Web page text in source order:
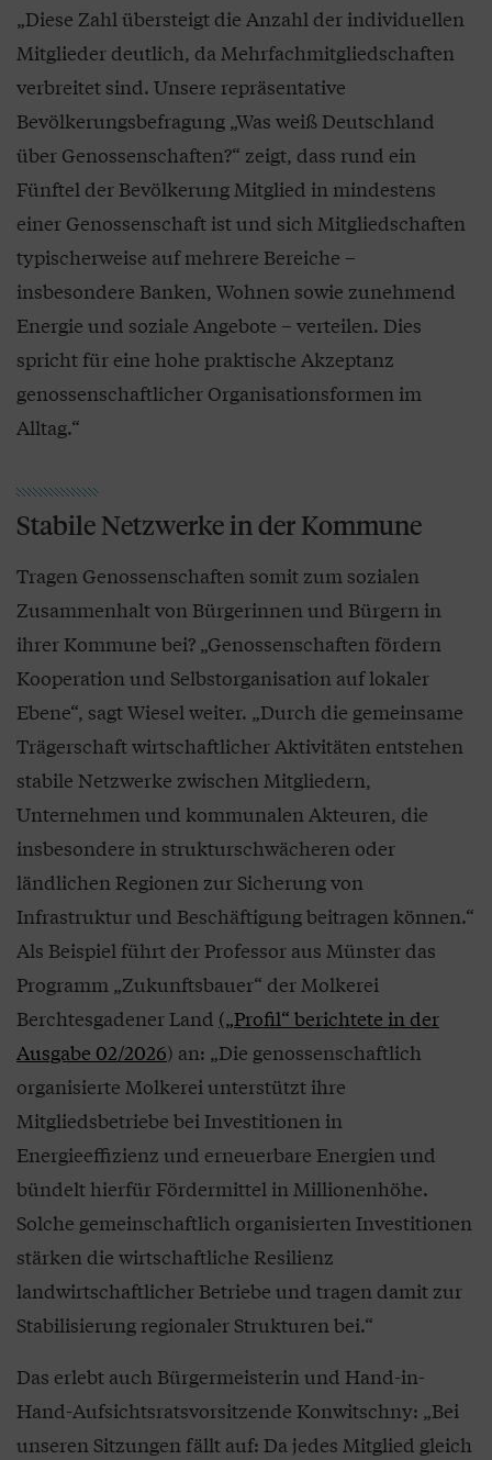
„Diese Zahl übersteigt die Anzahl der individuellen
Mitglieder deutlich, da Mehrfachmitgliedschaften
verbreitet sind. Unsere repräsentative
Bevölkerungsbefragung „Was weiß Deutschland
über Genossenschaften?“ zeigt, dass rund ein
Fünftel der Bevölkerung Mitglied in mindestens
einer Genossenschaft ist und sich Mitgliedschaften
typischerweise auf mehrere Bereiche –
insbesondere Banken, Wohnen sowie zunehmend
Energie und soziale Angebote – verteilen. Dies
spricht für eine hohe praktische Akzeptanz
genossenschaftlicher Organisationsformen im
Alltag.“
Stabile Netzwerke in der Kommune
Tragen Genossenschaften somit zum sozialen
Zusammenhalt von Bürgerinnen und Bürgern in
ihrer Kommune bei? „Genossenschaften fördern
Kooperation und Selbstorganisation auf lokaler
Ebene“, sagt Wiesel weiter. „Durch die gemeinsame
Trägerschaft wirtschaftlicher Aktivitäten entstehen
stabile Netzwerke zwischen Mitgliedern,
Unternehmen und kommunalen Akteuren, die
insbesondere in strukturschwächeren oder
ländlichen Regionen zur Sicherung von
Infrastruktur und Beschäftigung beitragen können.“
Als Beispiel führt der Professor aus Münster das
Programm „Zukunftsbauer“ der Molkerei
Berchtesgadener Land („Profil“ berichtete in der
Ausgabe 02/2026) an: „Die genossenschaftlich
organisierte Molkerei unterstützt ihre
Mitgliedsbetriebe bei Investitionen in
Energieeffizienz und erneuerbare Energien und
bündelt hierfür Fördermittel in Millionenhöhe.
Solche gemeinschaftlich organisierten Investitionen
stärken die wirtschaftliche Resilienz
landwirtschaftlicher Betriebe und tragen damit zur
Stabilisierung regionaler Strukturen bei.“
Das erlebt auch Bürgermeisterin und Hand-in-
Hand-Aufsichtsratsvorsitzende Konwitschny: „Bei
unseren Sitzungen fällt auf: Da jedes Mitglied gleich